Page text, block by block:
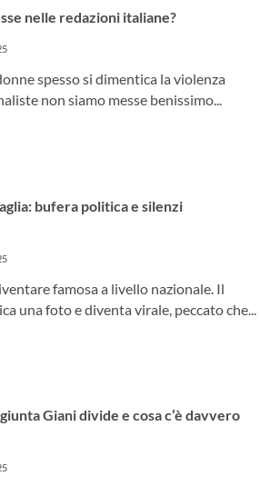
nelle redazioni italiane?
spesso si dimentica la violenza
non siamo messe benissimo...
bufera politica e silenzi
famosa a livello nazionale. Il
una foto e diventa virale, peccato che...
Giani divide e cosa c’è davvero